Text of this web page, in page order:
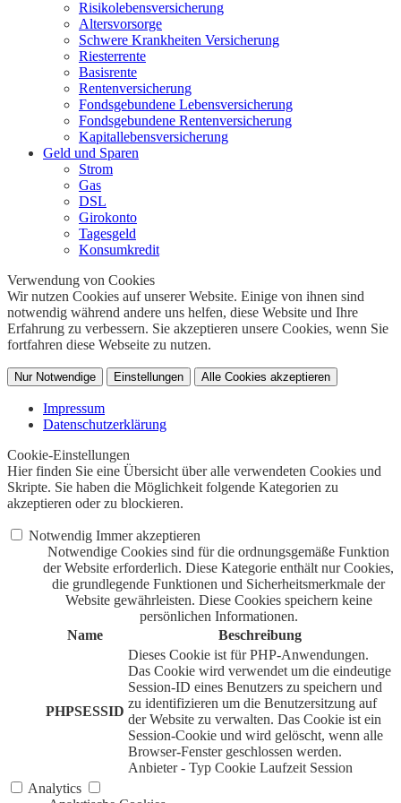
Risikolebensversicherung
Altersvorsorge
Schwere Krankheiten Versicherung
Riesterrente
Basisrente
Rentenversicherung
Fondsgebundene Lebensversicherung
Fondsgebundene Rentenversicherung
Kapitallebensversicherung
Geld und Sparen
Strom
Gas
DSL
Girokonto
Tagesgeld
Konsumkredit
Verwendung von Cookies
Wir nutzen Cookies auf unserer Website. Einige von ihnen sind
notwendig während andere uns helfen, diese Website und Ihre
Erfahrung zu verbessern. Sie akzeptieren unsere Cookies, wenn Sie
fortfahren diese Webseite zu nutzen.
Nur Notwendige Einstellungen Alle Cookies akzeptieren
Impressum
Datenschutzerklärung
Cookie-Einstellungen
Hier finden Sie eine Übersicht über alle verwendeten Cookies und
Skripte. Sie haben die Möglichkeit folgende Kategorien zu
akzeptieren oder zu blockieren.
Notwendig Immer akzeptieren
Notwendige Cookies sind für die ordnungsgemäße Funktion
der Website erforderlich. Diese Kategorie enthält nur Cookies,
die grundlegende Funktionen und Sicherheitsmerkmale der
Website gewährleisten. Diese Cookies speichern keine
persönlichen Informationen.
Name
Beschreibung
PHPSESSID
Dieses Cookie ist für PHP-Anwendungen.
Das Cookie wird verwendet um die eindeutige
Session-ID eines Benutzers zu speichern und
zu identifizieren um die Benutzersitzung auf
der Website zu verwalten. Das Cookie ist ein
Session-Cookie und wird gelöscht, wenn alle
Browser-Fenster geschlossen werden.
Anbieter - Typ Cookie Laufzeit Session
Analytics